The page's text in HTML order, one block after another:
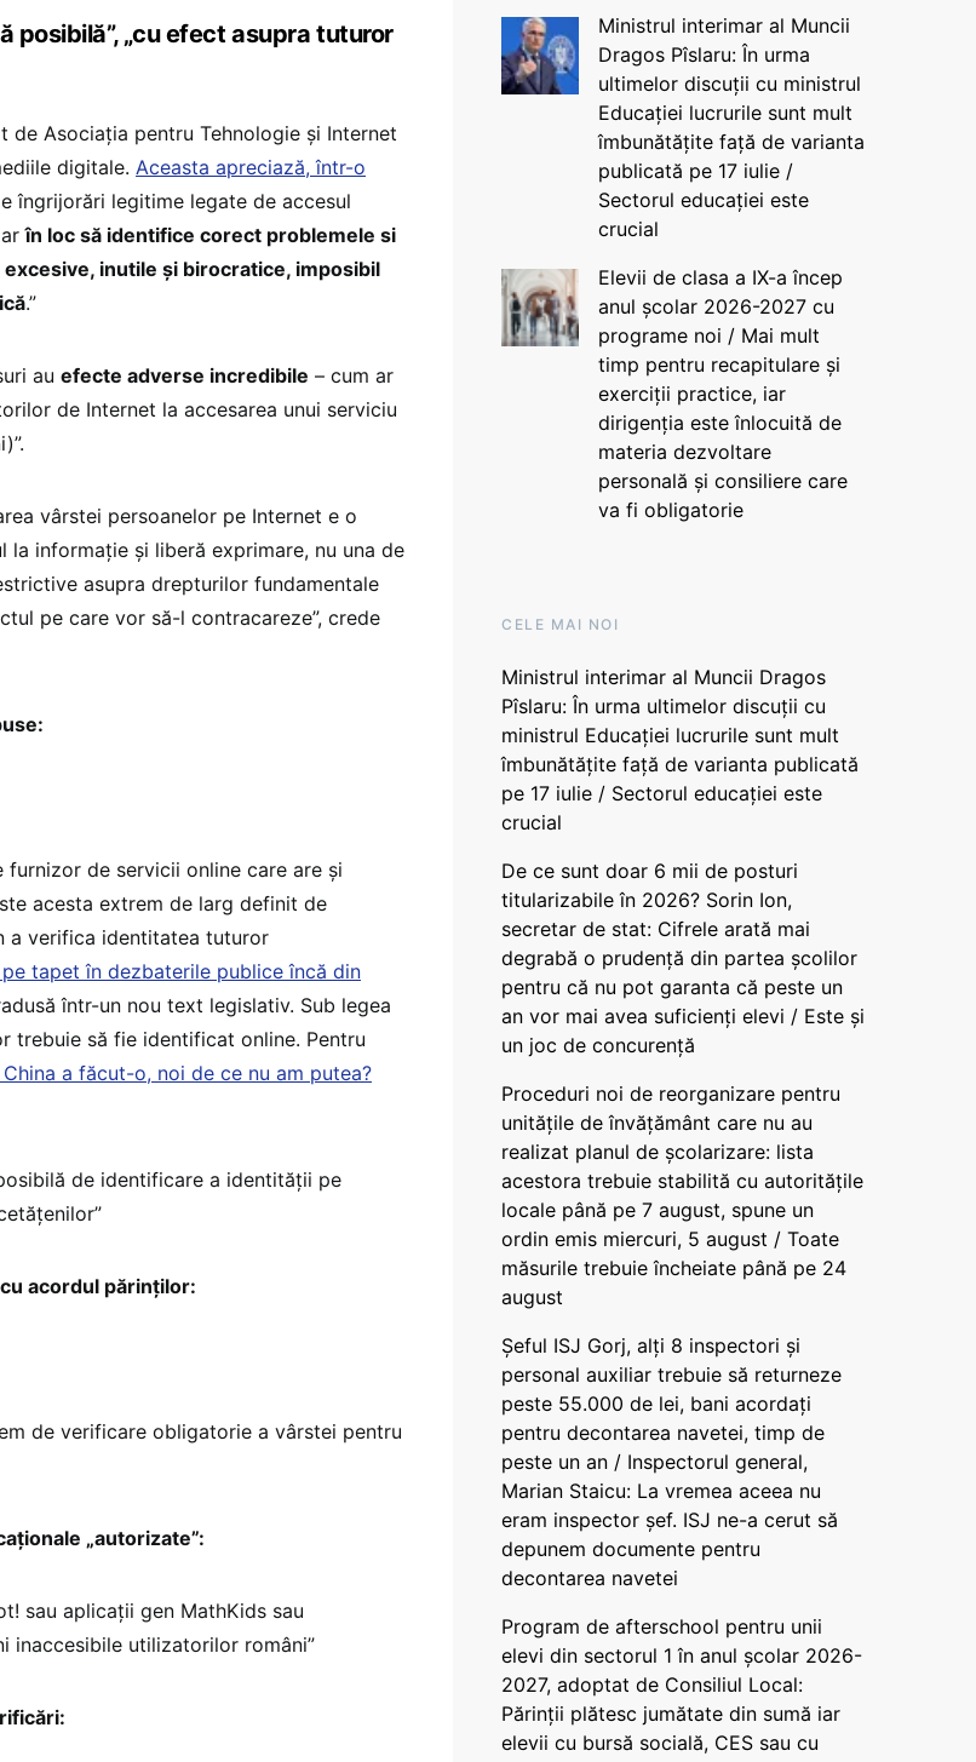
posibilă”, „cu efect asupra tuturor
Asociația pentru Tehnologie și Internet
digitale. Aceasta apreciază, într-o
îngrijorări legitime legate de accesul
în loc să identifice corect problemele si
inutile și birocratice, imposibil
.”
au efecte adverse incredibile – cum ar
de Internet la accesarea unui serviciu
vârstei persoanelor pe Internet e o
la informație și liberă exprimare, nu una de
asupra drepturilor fundamentale
pe care vor să-l contracareze”, crede
furnizor de servicii online care are și
acesta extrem de larg definit de
a verifica identitatea tuturor
pe tapet în dezbaterile publice încă din
într-un nou text legislativ. Sub legea
trebuie să fie identificat online. Pentru
China a făcut-o, noi de ce nu am putea?
de identificare a identității pe
acordul părinților:
de verificare obligatorie a vârstei pentru
„autorizate”:
sau aplicații gen MathKids sau
inaccesibile utilizatorilor români”
Ministrul interimar al Muncii
Dragos Pîslaru: În urma
ultimelor discuții cu ministrul
Educației lucrurile sunt mult
îmbunătățite față de varianta
publicată pe 17 iulie /
Sectorul educației este
crucial
Elevii de clasa a IX-a încep
anul școlar 2026-2027 cu
programe noi / Mai mult
timp pentru recapitulare și
exerciții practice, iar
dirigenția este înlocuită de
materia dezvoltare
personală și consiliere care
va fi obligatorie
CELE MAI NOI
Ministrul interimar al Muncii Dragos
Pîslaru: În urma ultimelor discuții cu
ministrul Educației lucrurile sunt mult
îmbunătățite față de varianta publicată
pe 17 iulie / Sectorul educației este
crucial
De ce sunt doar 6 mii de posturi
titularizabile în 2026? Sorin Ion,
secretar de stat: Cifrele arată mai
degrabă o prudență din partea școlilor
pentru că nu pot garanta că peste un
an vor mai avea suficienți elevi / Este și
un joc de concurență
Proceduri noi de reorganizare pentru
unitățile de învățământ care nu au
realizat planul de școlarizare: lista
acestora trebuie stabilită cu autoritățile
locale până pe 7 august, spune un
ordin emis miercuri, 5 august / Toate
măsurile trebuie încheiate până pe 24
august
Șeful ISJ Gorj, alți 8 inspectori și
personal auxiliar trebuie să returneze
peste 55.000 de lei, bani acordați
pentru decontarea navetei, timp de
peste un an / Inspectorul general,
Marian Staicu: La vremea aceea nu
eram inspector șef. ISJ ne-a cerut să
depunem documente pentru
decontarea navetei
Program de afterschool pentru unii
elevi din sectorul 1 în anul școlar 2026-
2027, adoptat de Consiliul Local:
Părinții plătesc jumătate din sumă iar
elevii cu bursă socială, CES sau cu